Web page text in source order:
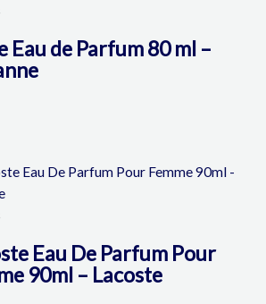
Eau de Parfum 80 ml –
Eau De Parfum Pour
90ml – Lacoste